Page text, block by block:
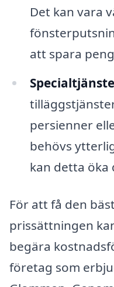
Det kan vara
att spara
persienner
behövs
kan detta öka
För att få den
prissättningen
begära
företag som